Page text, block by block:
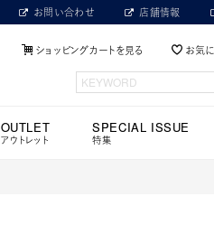
お問い合わせ 店舗情報
ショッピングカートを見る お気
OUTLET
アウトレット
SPECIAL ISSUE
特集